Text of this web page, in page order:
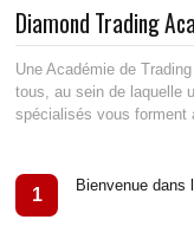
Diamond Trading
Une Académie de
tous, au sein de laquelle
spécialisés vous forment
1 Bienvenue dans